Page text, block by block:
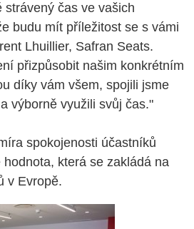
čas ve vašich
budu mít příležitost se s vámi
Lhuillier, Safran Seats.
přizpůsobit našim konkrétním
díky vám všem, spojili jsme
výborně využili svůj čas."
spokojenosti účastníků
která se zakládá na
v Evropě.